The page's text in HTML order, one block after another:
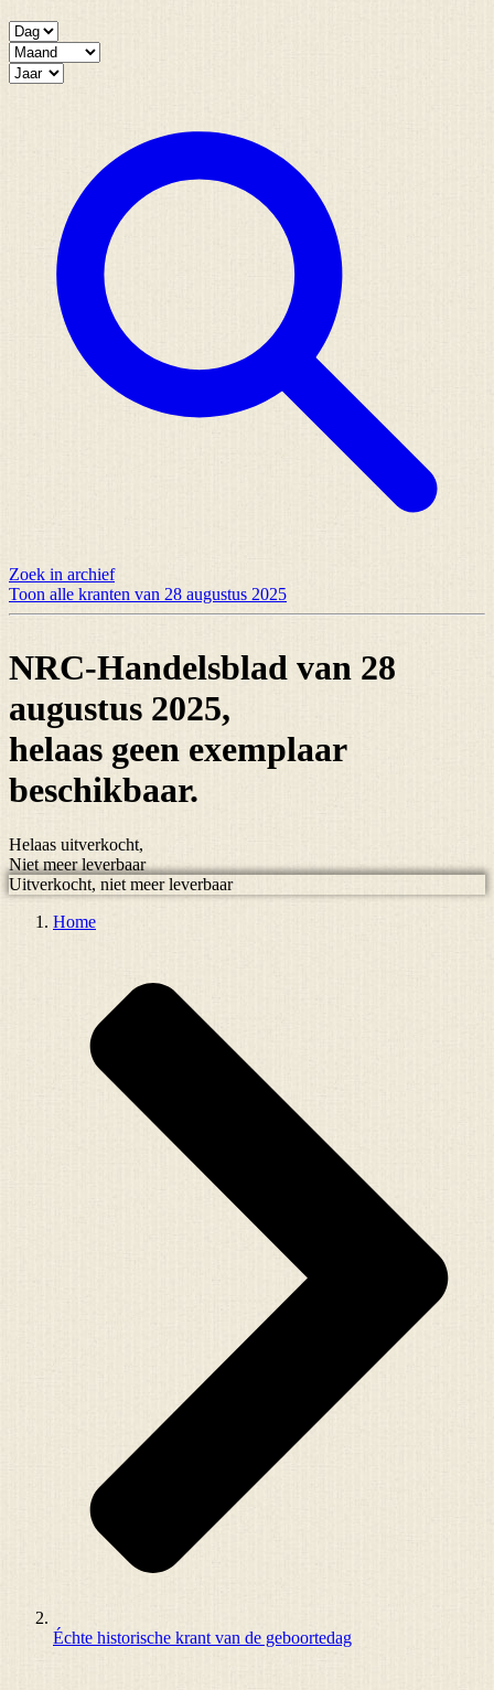
Zoek in archief
Toon alle kranten van 28 augustus 2025
NRC-Handelsblad van 28
augustus 2025,
helaas geen exemplaar
beschikbaar.
Helaas uitverkocht,
Niet meer leverbaar
Uitverkocht, niet meer leverbaar
Home
Échte historische krant van de geboortedag